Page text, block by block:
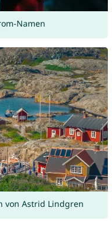
Namen
von Astrid Lindgren